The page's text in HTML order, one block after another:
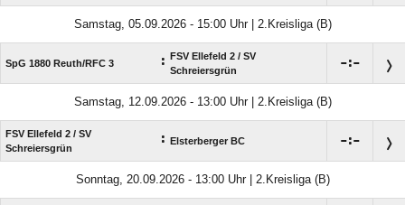
Samstag, 05.09.2026 - 15:00 Uhr | 2.Kreisliga (B)
SpG 1880 Reuth/​RFC 3 :
FSV Ellefeld 2 /​ SV
Schreiersgrün
:
Samstag, 12.09.2026 - 13:00 Uhr | 2.Kreisliga (B)
FSV Ellefeld 2 /​ SV
Schreiersgrün
: Elsterberger BC :
Sonntag, 20.09.2026 - 13:00 Uhr | 2.Kreisliga (B)